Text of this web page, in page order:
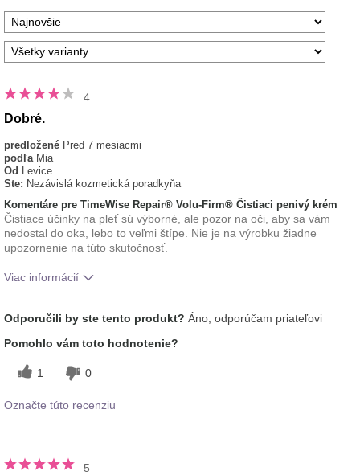
4
Dobré.
predložené Pred 7 mesiacmi
podľa Mia
Od Levice
Ste: Nezávislá kozmetická poradkyňa
Komentáre pre TimeWise Repair® Volu-Firm® Čistiaci penivý krém
Čistiace účinky na pleť sú výborné, ale pozor na oči, aby sa vám
nedostal do oka, lebo to veľmi štípe. Nie je na výrobku žiadne
upozornenie na túto skutočnosť.
Viac informácií
tohto prípravku?
pokožke
typ pleti
Odporučili by ste tento produkt? Áno, odporúčam priateľovi
Pomohlo vám toto hodnotenie?
1 0
Označte túto recenziu
5